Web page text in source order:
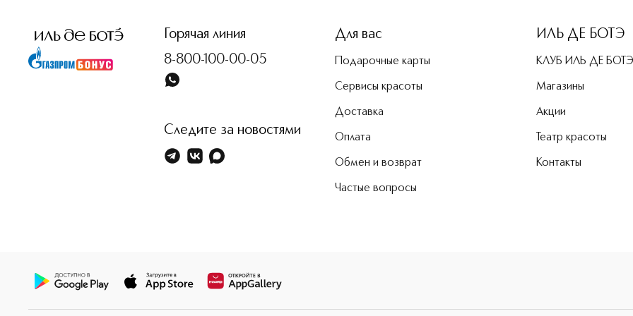
Горячая линия
8-800-100-00-05
Следите за новостями
Для вас
Подарочные карты
Сервисы красоты
Доставка
Оплата
Обмен и возврат
Частые вопросы
ИЛЬ ДЕ БОТЭ
КЛУБ ИЛЬ ДЕ БОТЭ
Магазины
Акции
Театр красоты
Контакты